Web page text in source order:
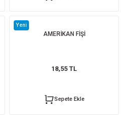
Yeni
AMERİKAN FİŞİ
18,55 TL
Sepete Ekle